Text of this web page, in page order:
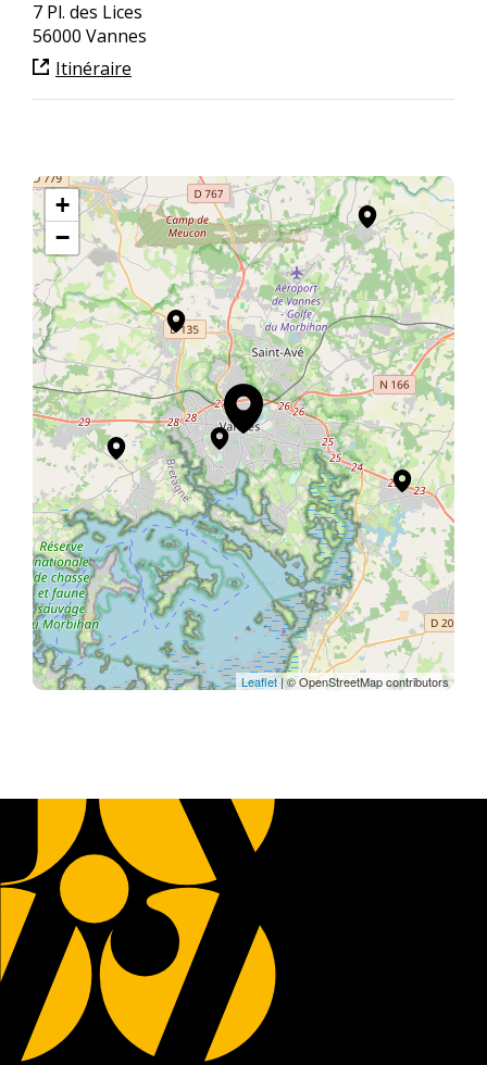
7 Pl. des Lices
56000 Vannes
Itinéraire
+
−
Leaflet| © OpenStreetMap contributors